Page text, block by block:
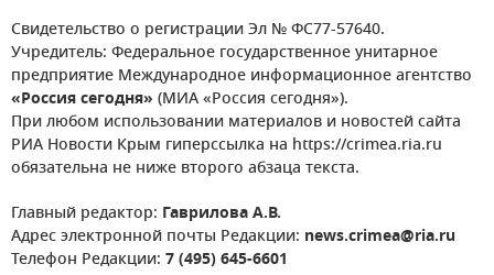
Свидетельство о регистрации Эл № ФС77-57640.
Учредитель: Федеральное государственное унитарное
предприятие Международное информационное агентство
«Россия сегодня» (МИА «Россия сегодня»).
При любом использовании материалов и новостей сайта
РИА Новости Крым гиперссылка на https://crimea.ria.ru
обязательна не ниже второго абзаца текста.
Главный редактор: Гаврилова А.В.
Адрес электронной почты Редакции: news.crimea@ria.ru
Телефон Редакции: 7 (495) 645-6601